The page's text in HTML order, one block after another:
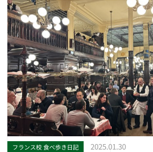
フランス校 食べ歩き日記 2025.01.30